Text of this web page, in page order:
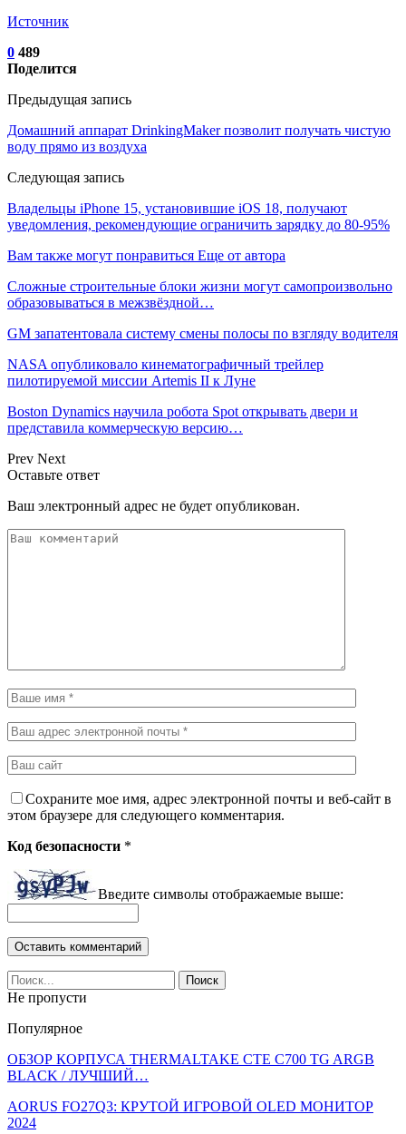
Источник
0 489
Поделится
Предыдущая запись
Домашний аппарат DrinkingMaker позволит получать чистую
воду прямо из воздуха
Следующая запись
Владельцы iPhone 15, установившие iOS 18, получают
уведомления, рекомендующие ограничить зарядку до 80-95%
Вам также могут понравиться Еще от автора
Сложные строительные блоки жизни могут самопроизвольно
образовываться в межзвёздной…
GM запатентовала систему смены полосы по взгляду водителя
NASA опубликовало кинематографичный трейлер
пилотируемой миссии Artemis II к Луне
Boston Dynamics научила робота Spot открывать двери и
представила коммерческую версию…
Prev Next
Оставьте ответ
Ваш электронный адрес не будет опубликован.
Сохраните мое имя, адрес электронной почты и веб-сайт в
этом браузере для следующего комментария.
Код безопасности *
Введите символы отображаемые выше:
Не пропусти
Популярное
ОБЗОР КОРПУСА THERMALTAKE CTE C700 TG ARGB
BLACK / ЛУЧШИЙ…
AORUS FO27Q3: КРУТОЙ ИГРОВОЙ OLED МОНИТОР
2024